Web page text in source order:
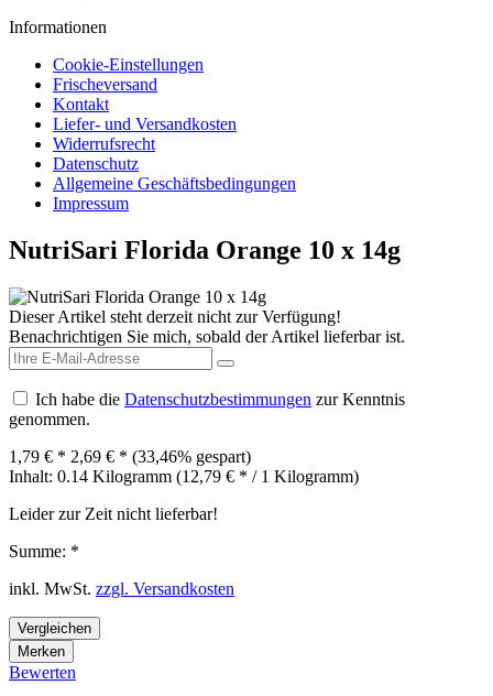
Informationen
Cookie-Einstellungen
Frischeversand
Kontakt
Liefer- und Versandkosten
Widerrufsrecht
Datenschutz
Allgemeine Geschäftsbedingungen
Impressum
NutriSari Florida Orange 10 x 14g
Dieser Artikel steht derzeit nicht zur Verfügung!
Benachrichtigen Sie mich, sobald der Artikel lieferbar ist.
Ich habe die Datenschutzbestimmungen zur Kenntnis
genommen.
1,79 € * 2,69 € * (33,46% gespart)
Inhalt: 0.14 Kilogramm (12,79 € * / 1 Kilogramm)
Leider zur Zeit nicht lieferbar!
Summe: *
inkl. MwSt. zzgl. Versandkosten
Vergleichen
Merken
Bewerten